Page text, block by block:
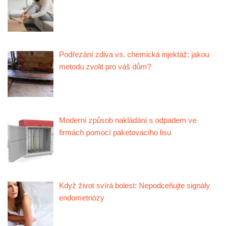
Podřezání zdiva vs. chemická injektáž: jakou
metodu zvolit pro váš dům?
Moderní způsob nakládání s odpadem ve
firmách pomocí paketovacího lisu
Když život svírá bolest: Nepodceňujte signály
endometriózy